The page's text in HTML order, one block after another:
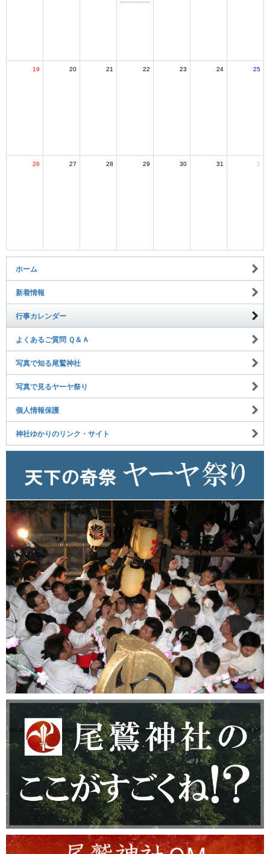
19 20 21 22 23 24 25
26 27 28 29 30 31 1
ホーム
新着情報
行事カレンダー
よくあるご質問 Ｑ＆Ａ
写真で知る尾鷲神社
写真で見るヤーヤ祭り
個人情報保護
神社ゆかりのリンク・サイト